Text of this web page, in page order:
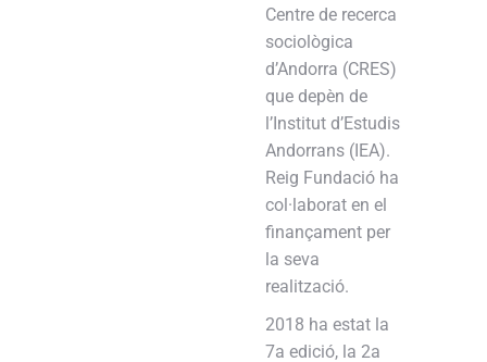
Centre de recerca
sociològica
d’Andorra (CRES)
que depèn de
l’Institut d’Estudis
Andorrans (IEA).
Reig Fundació ha
col·laborat en el
finançament per
la seva
realització.
2018 ha estat la
7a edició, la 2a